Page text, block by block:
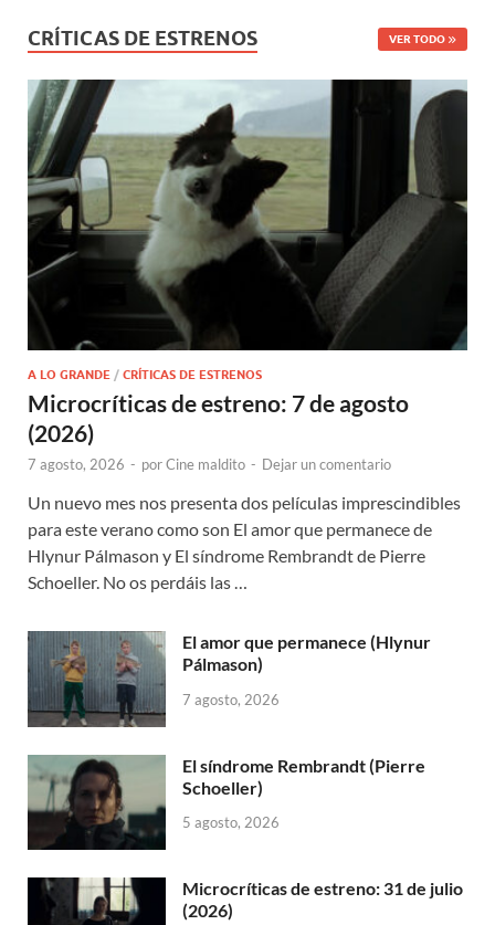
CRÍTICAS DE ESTRENOS VER TODO
A LO GRANDE / CRÍTICAS DE ESTRENOS
Microcríticas de estreno: 7 de agosto
(2026)
7 agosto, 2026 - porCine maldito - Dejar un comentario
Un nuevo mes nos presenta dos películas imprescindibles
para este verano como son El amor que permanece de
Hlynur Pálmason y El síndrome Rembrandt de Pierre
Schoeller. No os perdáis las …
El amor que permanece (Hlynur
Pálmason)
7 agosto, 2026
El síndrome Rembrandt (Pierre
Schoeller)
5 agosto, 2026
Microcríticas de estreno: 31 de julio
(2026)